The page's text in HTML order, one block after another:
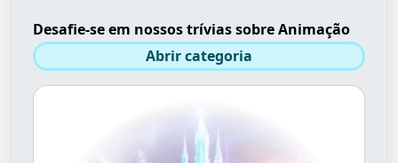
Desafie-se em nossos trívias sobre Animação
Abrir categoria